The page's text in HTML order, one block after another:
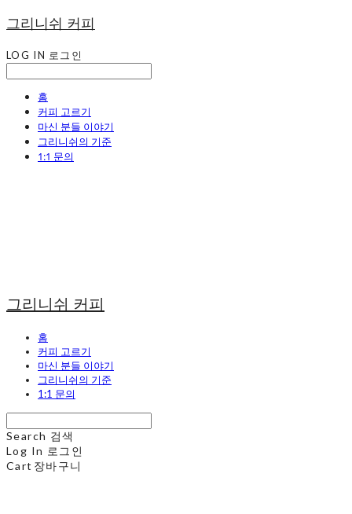
그리니쉬 커피
LOG IN 로그인
홈
커피 고르기
마신 분들 이야기
그리니쉬의 기준
1:1 문의
그리니쉬 커피
홈
커피 고르기
마신 분들 이야기
그리니쉬의 기준
1:1 문의
Search 검색
Log In 로그인
Cart 장바구니